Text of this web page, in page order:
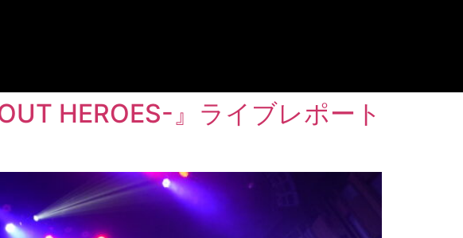
HEROES-』ライブレポート